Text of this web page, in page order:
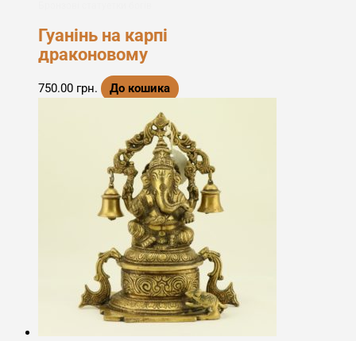
Гуанінь на карпі
драконовому
750.00 грн. До кошика